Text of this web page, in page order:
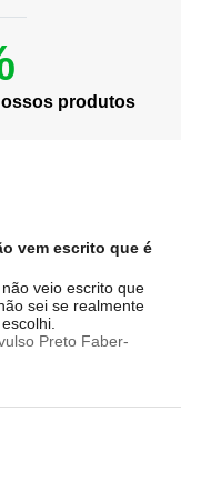
produtos
vem escrito que é
veio escrito que
sei se realmente
Preto Faber-